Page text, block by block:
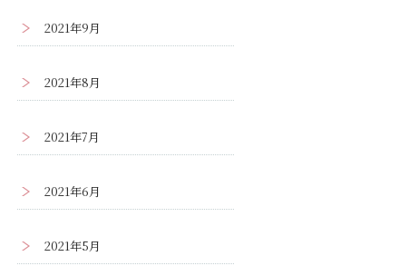
2021年9月
2021年8月
2021年7月
2021年6月
2021年5月